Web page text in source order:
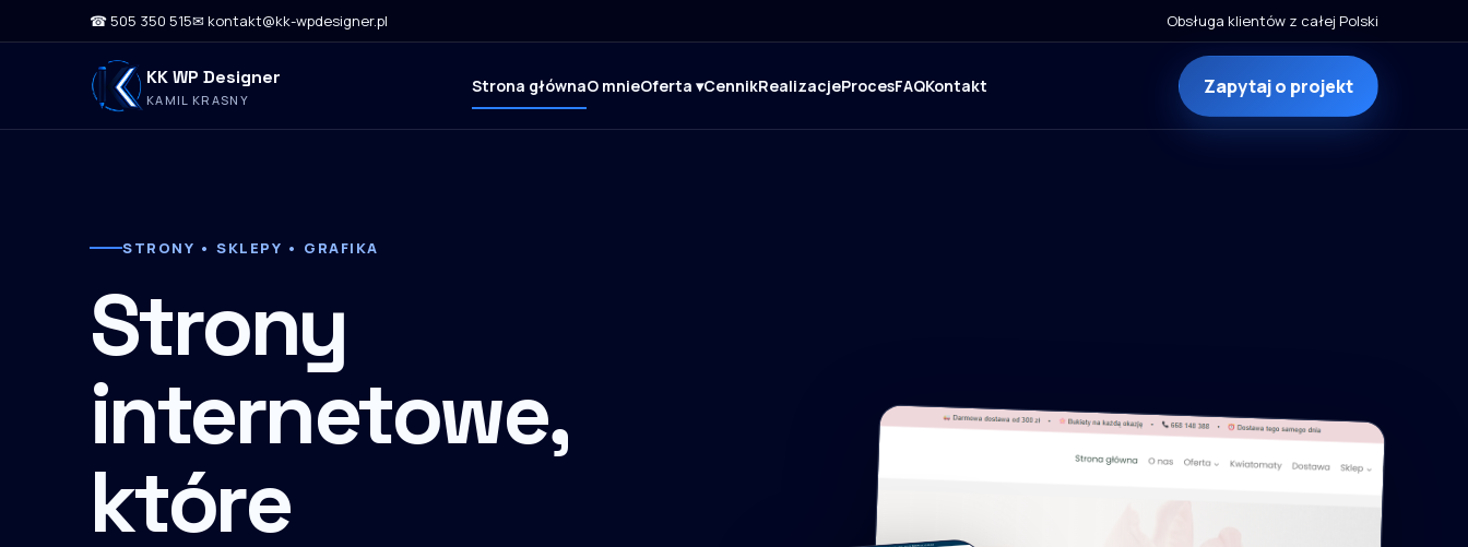
☎ 505 350 515✉ kontakt@kk-wpdesigner.pl Obsługa klientów z całej Polski
KK WP Designer
KAMIL KRASNY
Strona głównaO mnieOferta ▾CennikRealizacjeProcesFAQKontakt Zapytaj o projekt
STRONY • SKLEPY • GRAFIKA
Strony
internetowe,
które